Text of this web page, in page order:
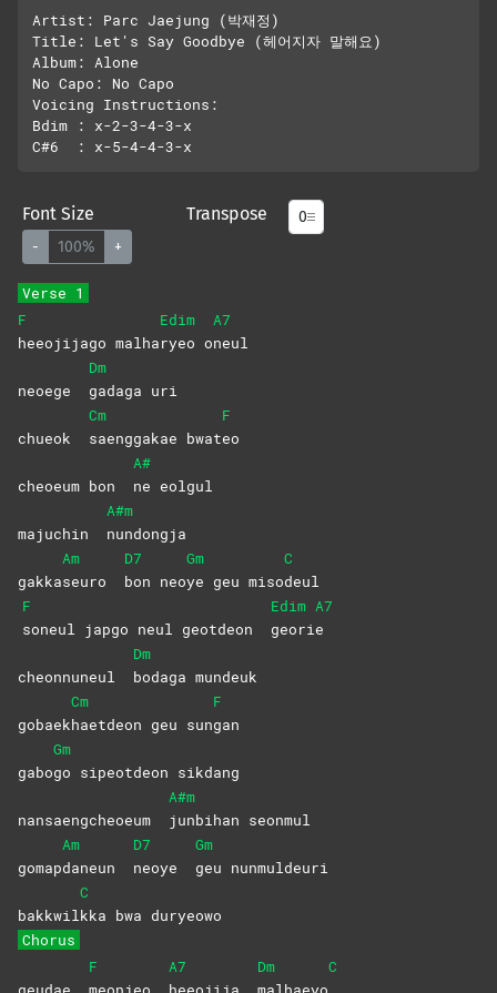
Artist: Parc Jaejung (박재정)
Title: Let's Say Goodbye (헤어지자 말해요)
Album: Alone
No Capo: No Capo
Voicing Instructions:
Bdim : x-2-3-4-3-x
Font Size
- 100% +
Transpose
Verse 1
F
heeojijago malha
Edim
ryeo o
A7
neul
neoege
Dm
gadaga uri
chueok
Cm
saenggakae bwat
F
eo
cheoeum bon
A#
ne eolgul
majuchin
A#m
nundongja
gakka
Am
seuro
D7
bon neo
Gm
ye geu miso
C
deul
F
soneul japgo neul geotdeon
Edim
geori
A7
e
cheonnuneul
Dm
bodaga mundeuk
gobaek
Cm
haetdeon geu sun
F
gan
gabo
Gm
go sipeotdeon sikdang
nansaengcheoeum
A#m
junbihan seonmul
gomap
Am
daneun
D7
neoye
Gm
geu nunmuldeuri
bakkwil
C
kka bwa duryeowo
Chorus
F
A7
Dm
C